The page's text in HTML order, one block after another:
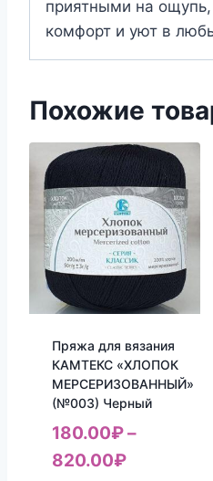
приятными на
комфорт и уют в
Похожие
Пряжа для вязания
КАМТЕКС «ХЛОПОК
МЕРСЕРИЗОВАННЫЙ»
(№003) Черный
180.00₽–
820.00₽